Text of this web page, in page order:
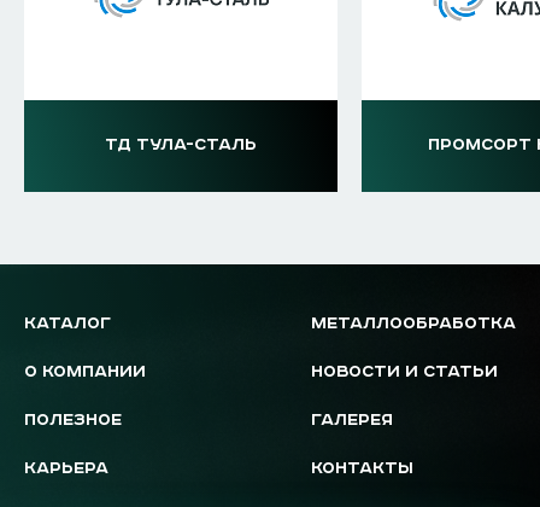
ТД ТУЛА-СТАЛЬ ПРОМСОРТ
КАТАЛОГ
О КОМПАНИИ
ПОЛЕЗНОЕ
КАРЬЕРА
МЕТАЛЛООБРАБОТКА
НОВОСТИ И СТАТЬИ
ГАЛЕРЕЯ
КОНТАКТЫ